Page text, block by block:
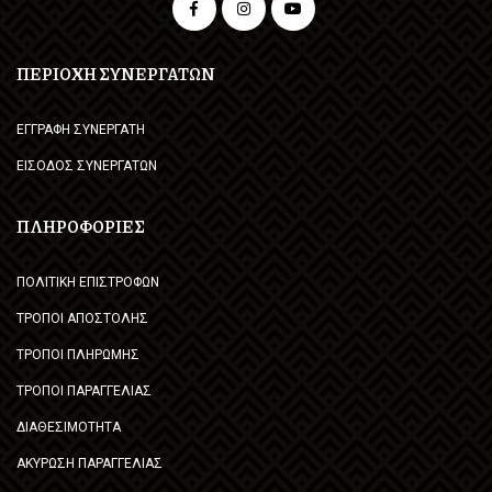
ΠΕΡΙΟΧΗ ΣΥΝΕΡΓΑΤΩΝ
ΕΓΓΡΑΦΗ ΣΥΝΕΡΓΑΤΗ
ΕΙΣΟΔΟΣ ΣΥΝΕΡΓΑΤΩΝ
ΠΛΗΡΟΦΟΡΙΕΣ
ΠΟΛΙΤΙΚΗ ΕΠΙΣΤΡΟΦΩΝ
ΤΡΟΠΟΙ ΑΠΟΣΤΟΛΗΣ
ΤΡΟΠΟΙ ΠΛΗΡΩΜΗΣ
ΤΡΟΠΟΙ ΠΑΡΑΓΓΕΛΙΑΣ
ΔΙΑΘΕΣΙΜΟΤΗΤΑ
ΑΚΥΡΩΣΗ ΠΑΡΑΓΓΕΛΙΑΣ